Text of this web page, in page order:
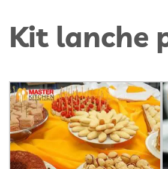
Kit lanche